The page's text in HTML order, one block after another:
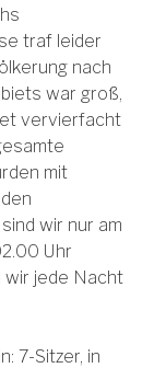
traf leider
nach
war groß,
vervierfacht
mit
wir nur am
Uhr
wir jede Nacht
7-Sitzer, in